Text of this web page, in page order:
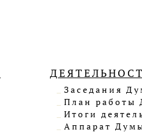
Заседания
План работы
Итоги
Аппарат